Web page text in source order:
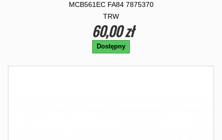
MCB561EC FA84 7875370
TRW
60,00 zł
Dostępny